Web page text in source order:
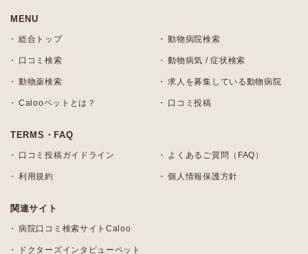
MENU
総合トップ 動物病院検索
口コミ検索 動物病気 / 症状検索
動物薬検索 求人を募集している動物病院
Calooペットとは？ 口コミ投稿
TERMS・FAQ
口コミ投稿ガイドライン よくあるご質問（FAQ）
利用規約 個人情報保護方針
関連サイト
病院口コミ検索サイトCaloo
ドクターズインタビューペット